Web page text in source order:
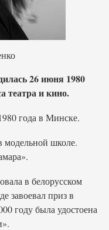
26 июня 1980
театра и кино.
года в Минске.
модельной школе.
в белорусском
завоевал приз в
году была удостоена